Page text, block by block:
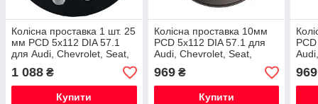
Колісна проставка 1 шт. 25
мм PCD 5x112 DIA 57.1
для Audi, Chevrolet, Seat,
Skoda, Volkswagen
(Кована)
1 088 ₴
Купити
Колісна проставка 10мм
PCD 5x112 DIA 57.1 для
Audi, Chevrolet, Seat,
Skoda, Volkswagen під
рідні диски на задню вісь
(Кована)
969₴
Купити
969